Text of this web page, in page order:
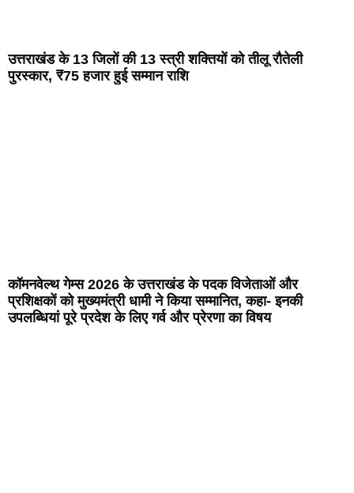
उत्तराखंड के 13 जिलों की 13 स्त्री शक्तियों को तीलू रौतेली
पुरस्कार, ₹75 हजार हुई सम्मान राशि
कॉमनवेल्थ गेम्स 2026 के उत्तराखंड के पदक विजेताओं और
प्रशिक्षकों को मुख्यमंत्री धामी ने किया सम्मानित, कहा- इनकी
उपलब्धियां पूरे प्रदेश के लिए गर्व और प्रेरणा का विषय